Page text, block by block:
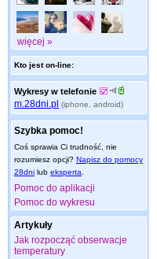
więcej »
Kto jest on-line:
Wykresy w telefonie
m.28dni.pl (iphone, android)
Szybka pomoc!
Coś sprawia Ci trudność, nie
rozumiesz opcji? Napisz do pomocy
28dni lub eksperta
Pomoc do aplikacji
Pomoc do wykresu
Artykuły
Jak rozpocząć obserwacje
temperatury